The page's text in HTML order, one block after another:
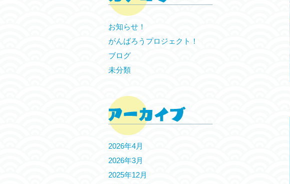
お知らせ！
がんばろうプロジェクト！
ブログ
未分類
2026年4月
2026年3月
2025年12月